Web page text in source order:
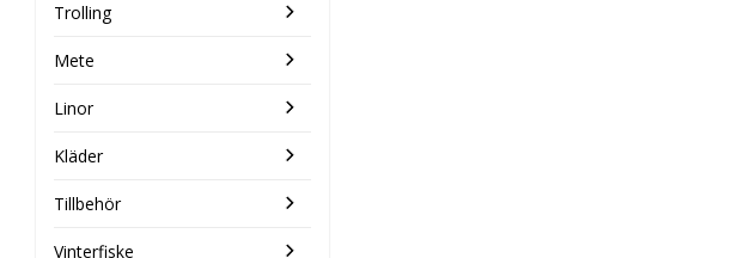
Trolling
Mete
Linor
Kläder
Tillbehör
Vinterfiske